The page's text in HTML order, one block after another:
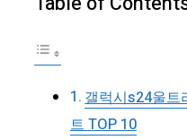
갤럭시s24울트
트 TOP 10